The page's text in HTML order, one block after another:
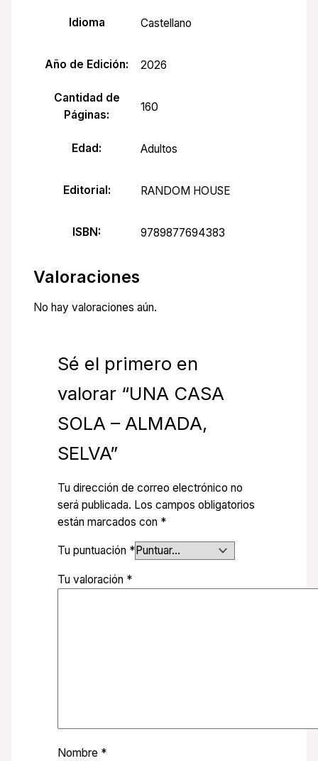
Idioma Castellano
Año de Edición: 2026
Cantidad de
Páginas:
160
Edad: Adultos
Editorial: RANDOM HOUSE
ISBN: 9789877694383
Valoraciones
No hay valoraciones aún.
Sé el primero en
valorar “UNA CASA
SOLA – ALMADA,
SELVA”
Tu dirección de correo electrónico no
será publicada. Los campos obligatorios
están marcados con *
Tu puntuación *
Tu valoración *
Nombre *